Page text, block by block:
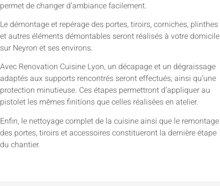
permet de changer d’ambiance facilement.
Le démontage et repérage des portes, tiroirs, corniches, plinthes
et autres éléments démontables seront réalisés à votre domicile
sur Neyron et ses environs.
Avec Renovation Cuisine Lyon, un décapage et un dégraissage
adaptés aux supports rencontrés seront effectués, ainsi qu’une
protection minutieuse. Ces étapes permettront d’appliquer au
pistolet les mêmes finitions que celles réalisées en atelier.
Enfin, le nettoyage complet de la cuisine ainsi que le remontage
des portes, tiroirs et accessoires constitueront la dernière étape
du chantier.